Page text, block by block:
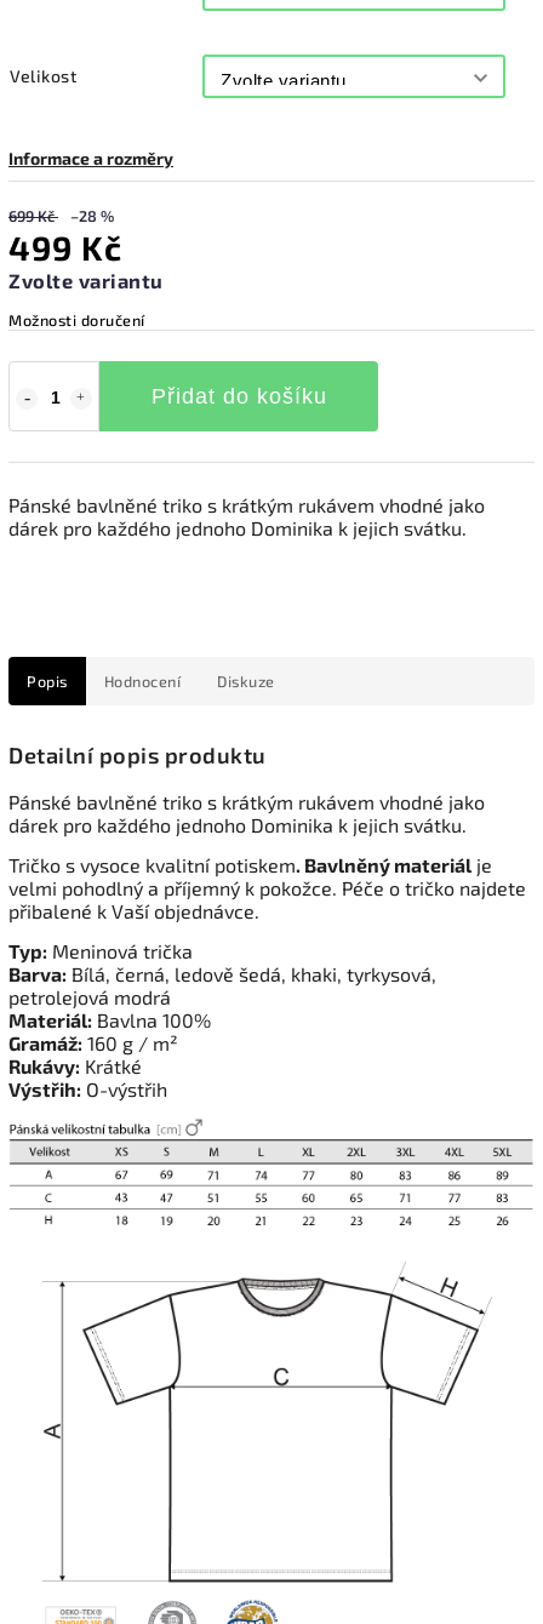
Velikost
Informace a rozměry
699 Kč –28 %
499 Kč
Zvolte variantu
Možnosti doručení
Přidat do košíku
Pánské bavlněné triko s krátkým rukávem vhodné jako
dárek pro každého jednoho Dominika k jejich svátku.
Popis Hodnocení Diskuze
Detailní popis produktu
Pánské bavlněné triko s krátkým rukávem vhodné jako
dárek pro každého jednoho Dominika k jejich svátku.
Tričko s vysoce kvalitní potiskem. Bavlněný materiál je
velmi pohodlný a příjemný k pokožce. Péče o tričko najdete
přibalené k Vaší objednávce.
Typ: Meninová trička
Barva: Bílá, černá, ledově šedá, khaki, tyrkysová,
petrolejová modrá
Materiál: Bavlna 100%
Gramáž: 160 g / m²
Rukávy: Krátké
Výstřih: O-výstřih